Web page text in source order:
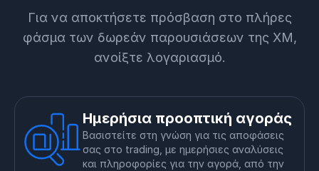
Για να αποκτήσετε πρόσβαση στο πλήρες
φάσμα των δωρεάν παρουσιάσεων της XM,
ανοίξτε λογαριασμό.
Ημερήσια προοπτική αγοράς
Βασιστείτε στη γνώση για τις αποφάσεις
σας στο trading, με ημερήσιες αναλύσεις
και πληροφορίες για την αγορά, από την